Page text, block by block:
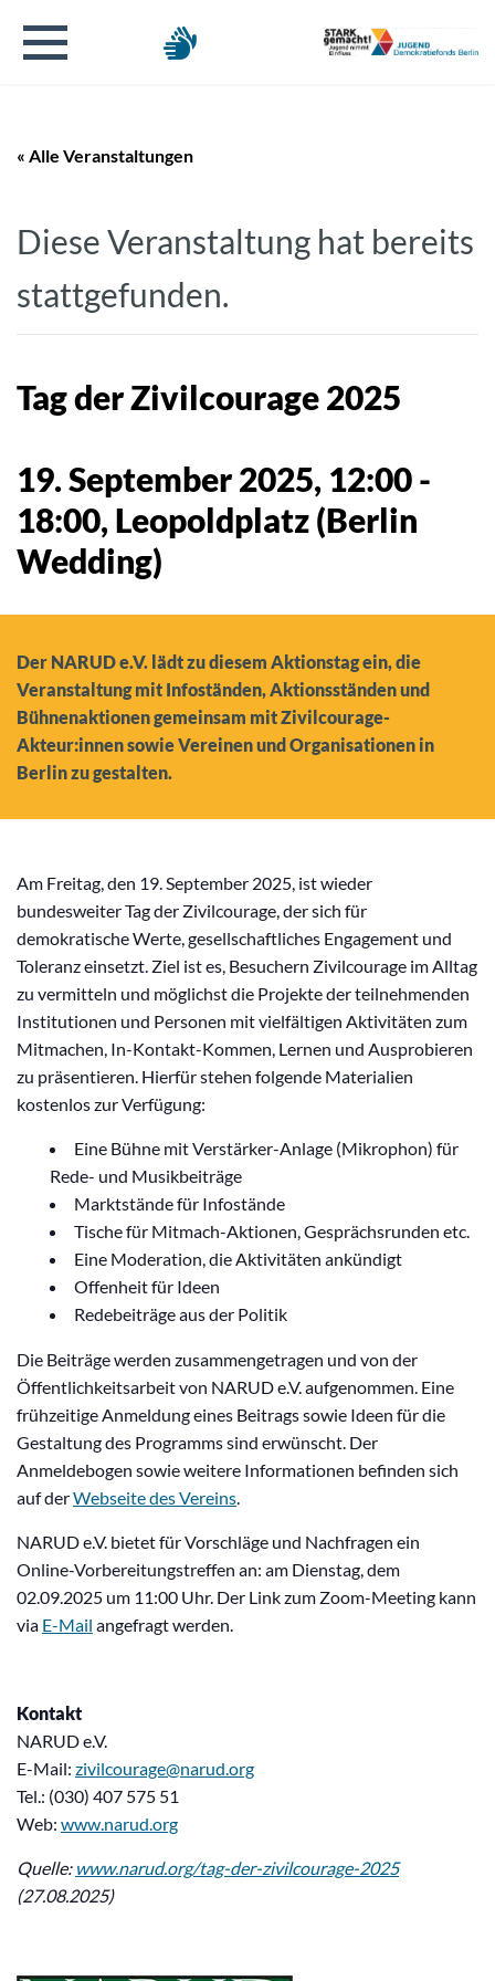
« Alle Veranstaltungen
Diese Veranstaltung hat bereits
stattgefunden.
Tag der Zivilcourage 2025
19. September 2025, 12:00-
18:00, Leopoldplatz (Berlin
Wedding)
Der NARUD e.V. lädt zu diesem Aktionstag ein, die
Veranstaltung mit Infoständen, Aktionsständen und
Bühnenaktionen gemeinsam mit Zivilcourage-
Akteur:innen sowie Vereinen und Organisationen in
Berlin zu gestalten.
Am Freitag, den 19. September 2025, ist wieder
bundesweiter Tag der Zivilcourage, der sich für
demokratische Werte, gesellschaftliches Engagement und
Toleranz einsetzt. Ziel ist es, Besuchern Zivilcourage im Alltag
zu vermitteln und möglichst die Projekte der teilnehmenden
Institutionen und Personen mit vielfältigen Aktivitäten zum
Mitmachen, In-Kontakt-Kommen, Lernen und Ausprobieren
zu präsentieren. Hierfür stehen folgende Materialien
kostenlos zur Verfügung:
Eine Bühne mit Verstärker-Anlage (Mikrophon) für
Rede- und Musikbeiträge
Marktstände für Infostände
Tische für Mitmach-Aktionen, Gesprächsrunden etc.
Eine Moderation, die Aktivitäten ankündigt
Offenheit für Ideen
Redebeiträge aus der Politik
Die Beiträge werden zusammengetragen und von der
Öffentlichkeitsarbeit von NARUD e.V. aufgenommen. Eine
frühzeitige Anmeldung eines Beitrags sowie Ideen für die
Gestaltung des Programms sind erwünscht. Der
Anmeldebogen sowie weitere Informationen befinden sich
auf derWebseite des Vereins.
NARUD e.V. bietet für Vorschläge und Nachfragen ein
Online-Vorbereitungstreffen an: am Dienstag, dem
02.09.2025 um 11:00 Uhr. Der Link zum Zoom-Meeting kann
via E-Mail angefragt werden.
Kontakt
NARUD e.V.
E-Mail: zivilcourage@narud.org
Tel.: (030) 407 575 51
Web: www.narud.org
Quelle: www.narud.org/tag-der-zivilcourage-2025
(27.08.2025)